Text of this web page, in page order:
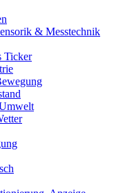
& Messtechnik
Ticker